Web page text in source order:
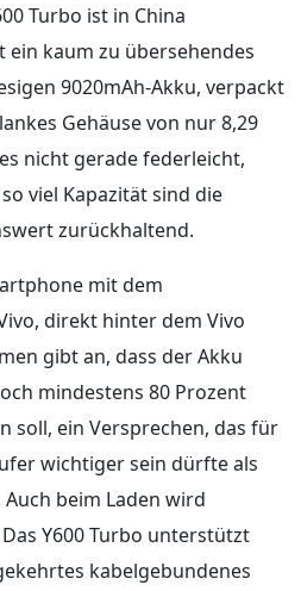
Turbo ist in China
kaum zu übersehendes
9020mAh-Akku, verpackt
Gehäuse von nur 8,29
nicht gerade federleicht,
viel Kapazität sind die
zurückhaltend.
mit dem
direkt hinter dem Vivo
gibt an, dass der Akku
mindestens 80 Prozent
soll, ein Versprechen, das für
wichtiger sein dürfte als
beim Laden wird
Y600 Turbo unterstützt
kabelgebundenes